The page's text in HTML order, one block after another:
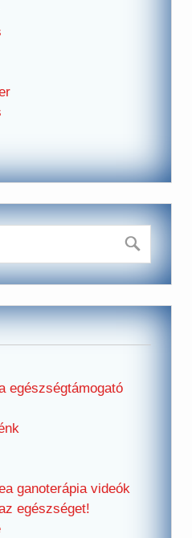
egészségtámogató
ganoterápia videók
egészséget!